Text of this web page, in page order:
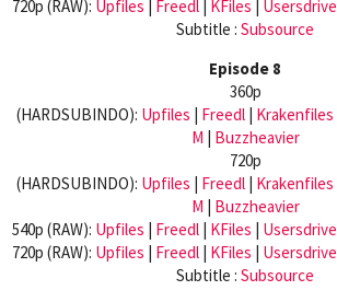
720p (RAW): Upfiles Freedl| KFiles Usersdrive
Subtitle : Subsource
Episode 8
360p
(HARDSUBINDO): Upfiles | Freedl| Krakenfiles
M | Buzzheavier
720p
(HARDSUBINDO): Upfiles | Freedl| Krakenfiles
M | Buzzheavier
540p (RAW): Upfiles | Freedl| KFiles | Usersdrive
720p (RAW): Upfiles | Freedl| KFiles | Usersdrive
Subtitle : Subsource